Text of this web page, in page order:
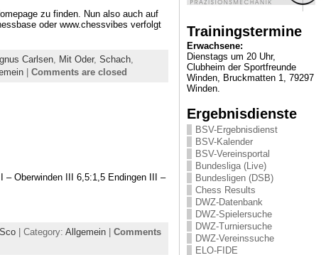
zu finden. Nun also auch auf
oder www.chessvibes verfolgt
Carlsen, Mit Oder, Schach,
| Comments are closed
– Oberwinden III 6,5:1,5 Endingen III –
Sco| Category: Allgemein| Comments
Trainingstermine
Erwachsene:
Dienstags um 20 Uhr,
Clubheim der Sportfreunde
Winden, Bruckmatten 1, 79297
Winden.
Ergebnisdienste
BSV-Ergebnisdienst
BSV-Kalender
BSV-Vereinsportal
Bundesliga (Live)
Bundesligen (DSB)
Chess Results
DWZ-Datenbank
DWZ-Spielersuche
DWZ-Turniersuche
DWZ-Vereinssuche
ELO-FIDE